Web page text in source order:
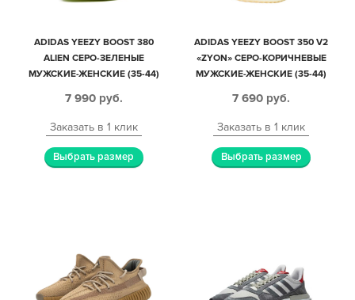
ADIDAS YEEZY BOOST 380
ALIEN СЕРО-ЗЕЛЕНЫЕ
МУЖСКИЕ-ЖЕНСКИЕ (35-44)
7 990 руб.
Заказать в 1 клик
Выбрать размер
ADIDAS YEEZY BOOST 350 V2
«ZYON» СЕРО-КОРИЧНЕВЫЕ
МУЖСКИЕ-ЖЕНСКИЕ (35-44)
7 690 руб.
Заказать в 1 клик
Выбрать размер